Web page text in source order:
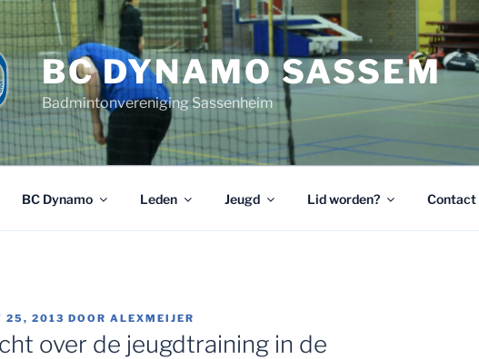
BC DYNAMO SASSEM
Badmintonvereniging Sassenheim
BC Dynamo Leden Jeugd Lid worden? Contact
25, 2013 DOOR ALEXMEIJER
over de jeugdtraining in de